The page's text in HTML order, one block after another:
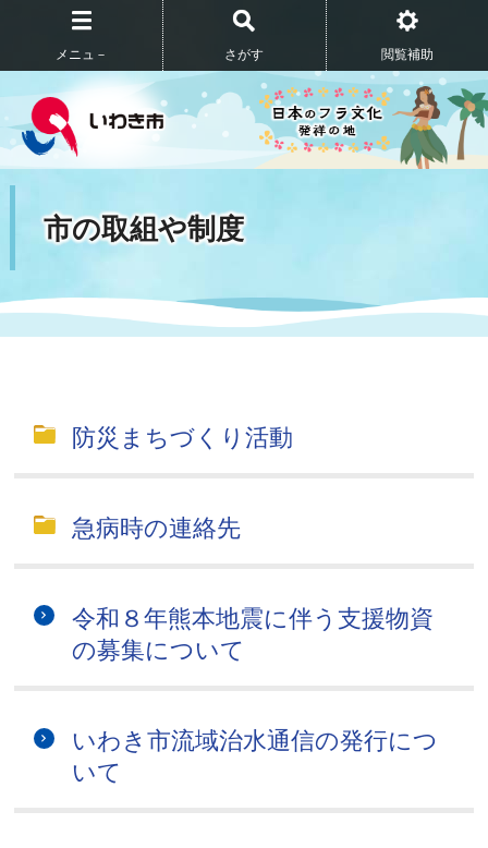
メニュ－ さがす 閲覧補助
市の取組や制度
防災まちづくり活動
急病時の連絡先
令和８年熊本地震に伴う支援物資
の募集について
いわき市流域治水通信の発行につ
いて